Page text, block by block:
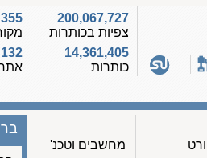
200,067,727
צפיות בכותרות
14,361,405
כותרות
355
מקורות
132
אתרים
מחשבים וטכנ'